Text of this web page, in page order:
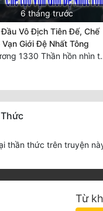
6 tháng trước
Đầu Vô Địch Tiên Đế, Chế
Vạn Giới Đệ Nhất Tông
Chương
thần thức trên truyện
Từ